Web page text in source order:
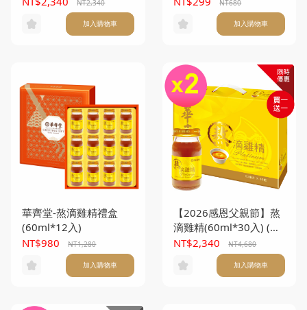
NT2,340
加入購物車
NT680
加入購物車
華齊堂-熬滴雞精禮盒
(60ml*12入)
NT$980
NT1,280
加入購物車
【2026感恩父親節】熬
滴雞精(60ml*30入) (本
產品不附提袋) 買一送一
NT$2,340 NT4,680
加入購物車